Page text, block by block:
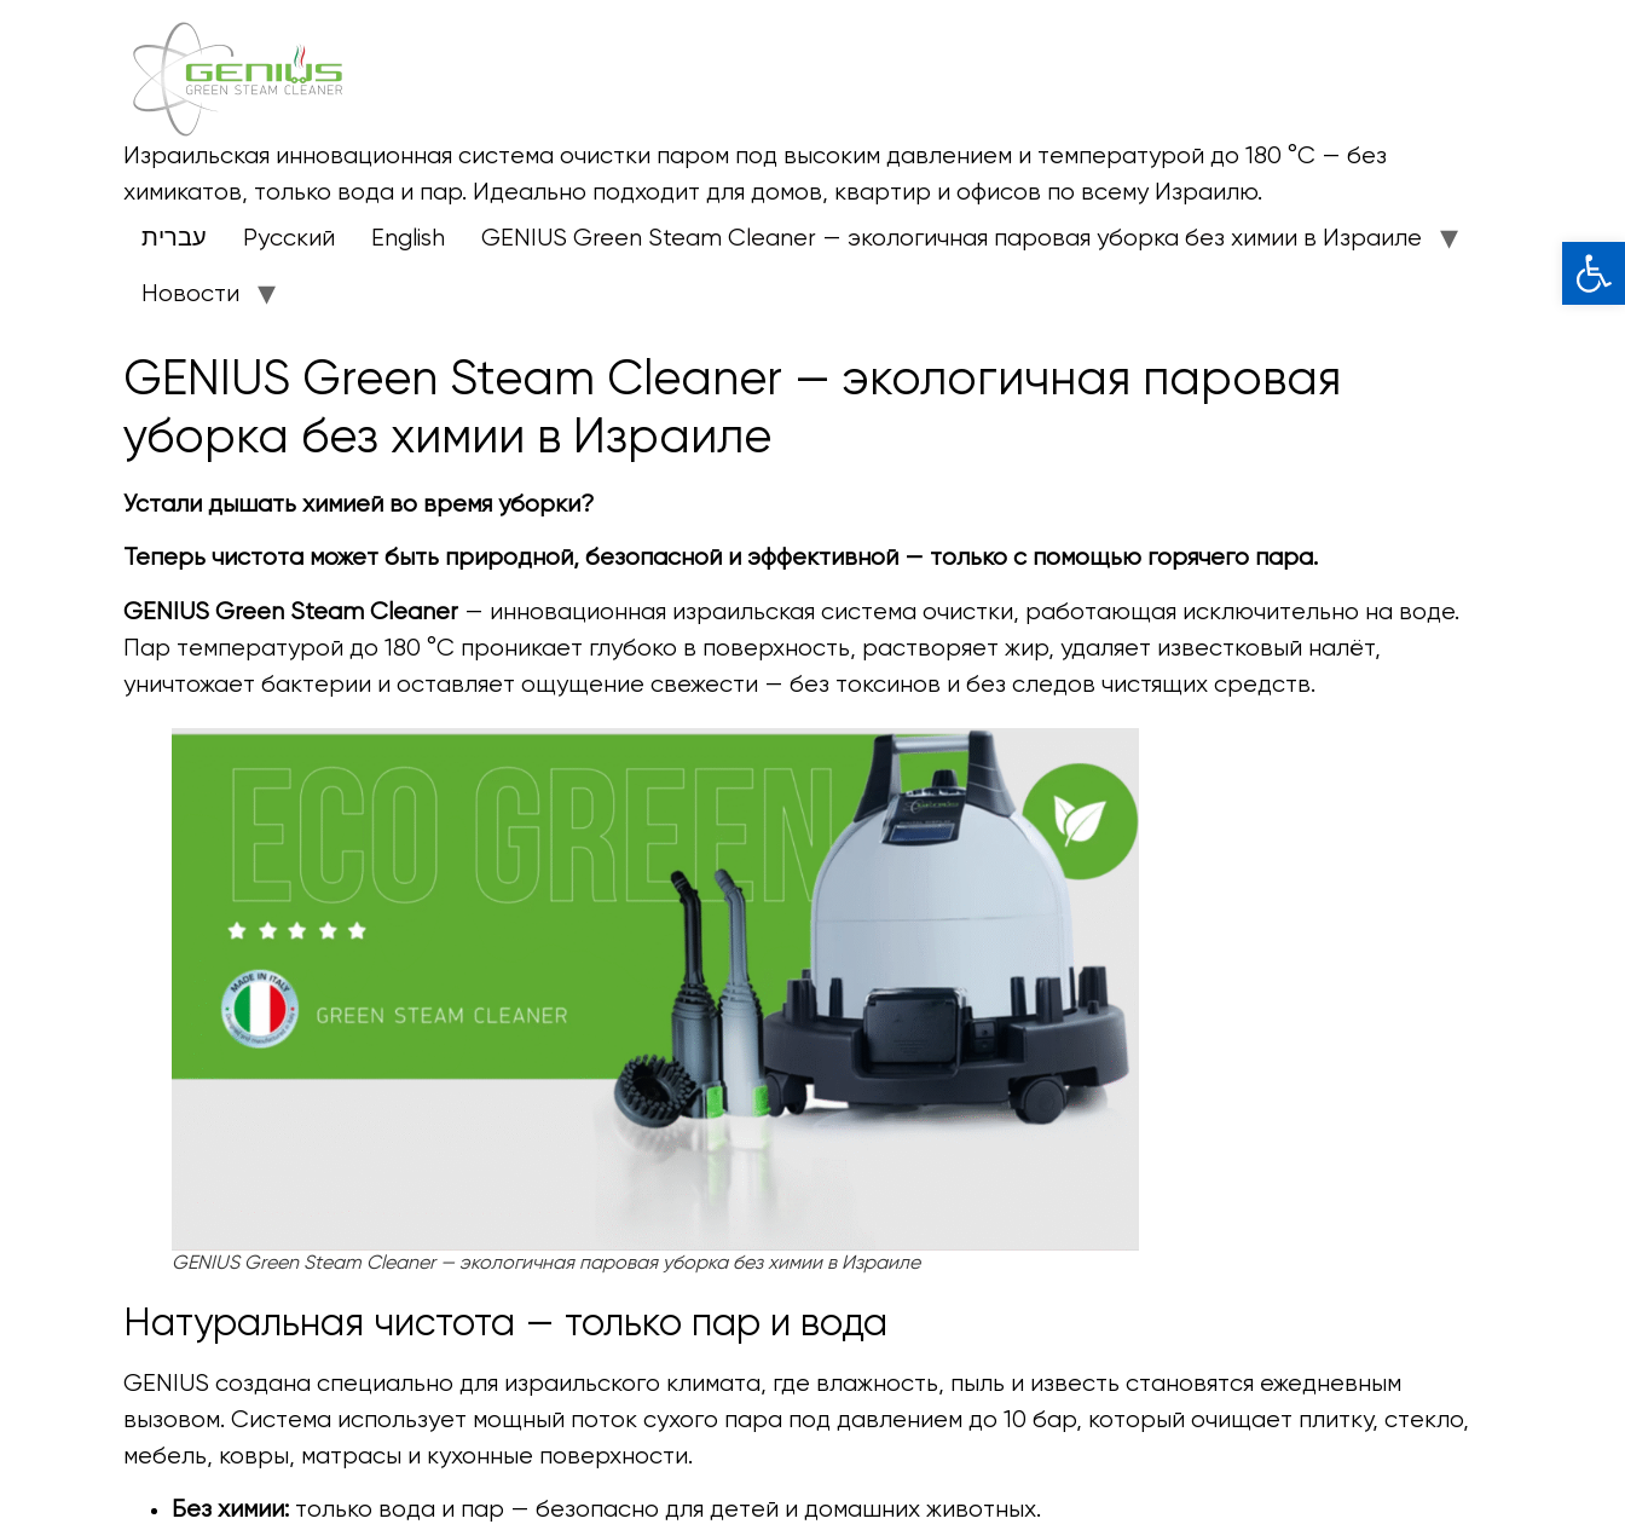
Израильская инновационная система очистки паром под высоким давлением и температурой до 180 °C — без
химикатов, только вода и пар. Идеально подходит для домов, квартир и офисов по всему Израилю.
עברית
Русский English GENIUS Green Steam Cleaner — экологичная паровая уборка без химии в Израиле
Новости
GENIUS Green Steam Cleaner — экологичная паровая
уборка без химии в Израиле
Устали дышать химией во время уборки?
Теперь чистота может быть природной, безопасной и эффективной — только с помощью горячего пара.
GENIUS Green Steam Cleaner — инновационная израильская система очистки, работающая исключительно на воде.
Пар температурой до 180 °C проникает глубоко в поверхность, растворяет жир, удаляет известковый налёт,
уничтожает бактерии и оставляет ощущение свежести — без токсинов и без следов чистящих средств.
GENIUS Green Steam Cleaner — экологичная паровая уборка без химии в Израиле
Натуральная чистота — только пар и вода
GENIUS создана специально для израильского климата, где влажность, пыль и известь становятся ежедневным
вызовом. Система использует мощный поток сухого пара под давлением до 10 бар, который очищает плитку, стекло,
мебель, ковры, матрасы и кухонные поверхности.
Без химии: только вода и пар — безопасно для детей и домашних животных.